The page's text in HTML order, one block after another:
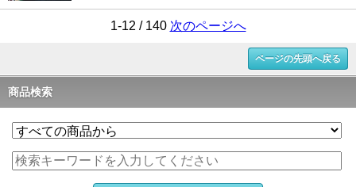
1-12 / 140 次のページへ
ページの先頭へ戻る
商品検索